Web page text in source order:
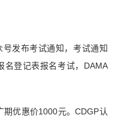
发布考试通知，考试通知
名登记表报名考试，DAMA
优惠价1000元。CDGP认